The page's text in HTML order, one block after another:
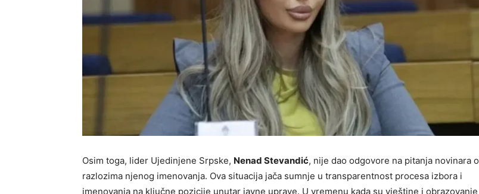
Osim toga, lider Ujedinjene Srpske, Nenad Stevandić, nije dao odgovore na pitanja novinara o
razlozima njenog imenovanja. Ova situacija jača sumnje u transparentnost procesa izbora i
imenovanja na ključne pozicije unutar javne uprave. U vremenu kada su vještine i obrazovanje